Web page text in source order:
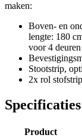
maken:
Boven- en
lengte: 180
voor 4 deuren
Stootstrip,
2x rol
Specificaties
Product